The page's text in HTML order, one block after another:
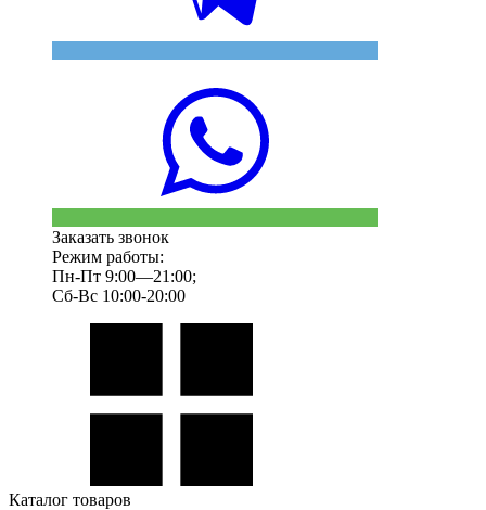
Заказать звонок
Режим работы:
Пн-Пт 9:00—21:00;
Сб-Вс 10:00-20:00
Каталог товаров